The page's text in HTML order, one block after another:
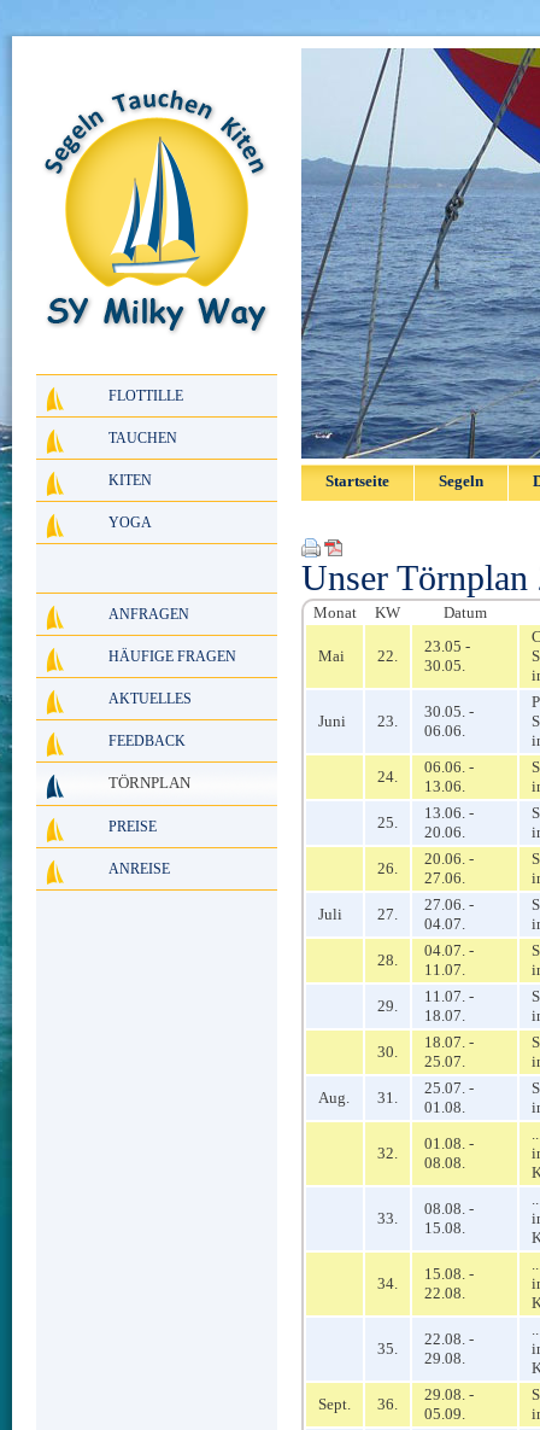
Startseite Segeln
Unser Törnplan
Monat KW Datum
Mai 22.
23.05 -
30.05.
Juni 23.
30.05. -
06.06.
24.
06.06. -
13.06.
25.
13.06. -
20.06.
26.
20.06. -
27.06.
Juli
27.
27.06. -
04.07.
28.
04.07. -
11.07.
29.
11.07. -
18.07.
30.
18.07. -
25.07.
Aug.
31.
25.07. -
01.08.
32.
01.08. -
08.08.
33.
08.08. -
15.08.
34.
15.08. -
22.08.
35.
22.08. -
29.08.
Sept.
36.
29.08. -
05.09.
FLOTTILLE
TAUCHEN
KITEN
YOGA
ANFRAGEN
HÄUFIGE FRAGEN
AKTUELLES
FEEDBACK
TÖRNPLAN
PREISE
ANREISE